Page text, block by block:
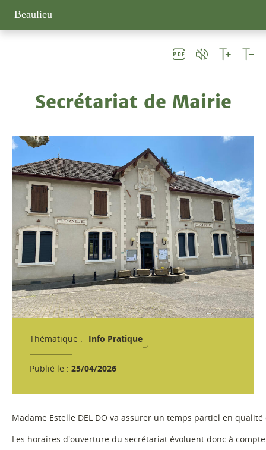
Beaulieu
Secrétariat de Mairie
Thématique : Info Pratique
Publié le : 25/04/2026
Madame Estelle DEL DO va assurer un temps partiel en
Les horaires d'ouverture du secrétariat évoluent donc à